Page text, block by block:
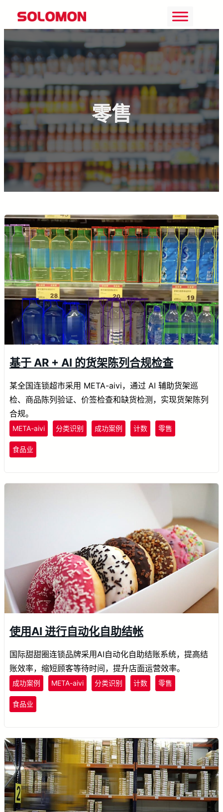
Skip
to
content
零售
基于 AR + AI 的货架陈列合规检查
某全国连锁超市采用 META-aivi，通过 AI 辅助货架巡
检、商品陈列验证、价签检查和缺货检测，实现货架陈列
合规。
META-aivi 分类识别 成功案例 计数 零售
食品业
使用AI 进行自动化自助结帐
国际甜甜圈连锁品牌采用AI自动化自助结账系统，提高结
账效率，缩短顾客等待时间，提升店面运营效率。
成功案例 META-aivi 分类识别 计数 零售
食品业